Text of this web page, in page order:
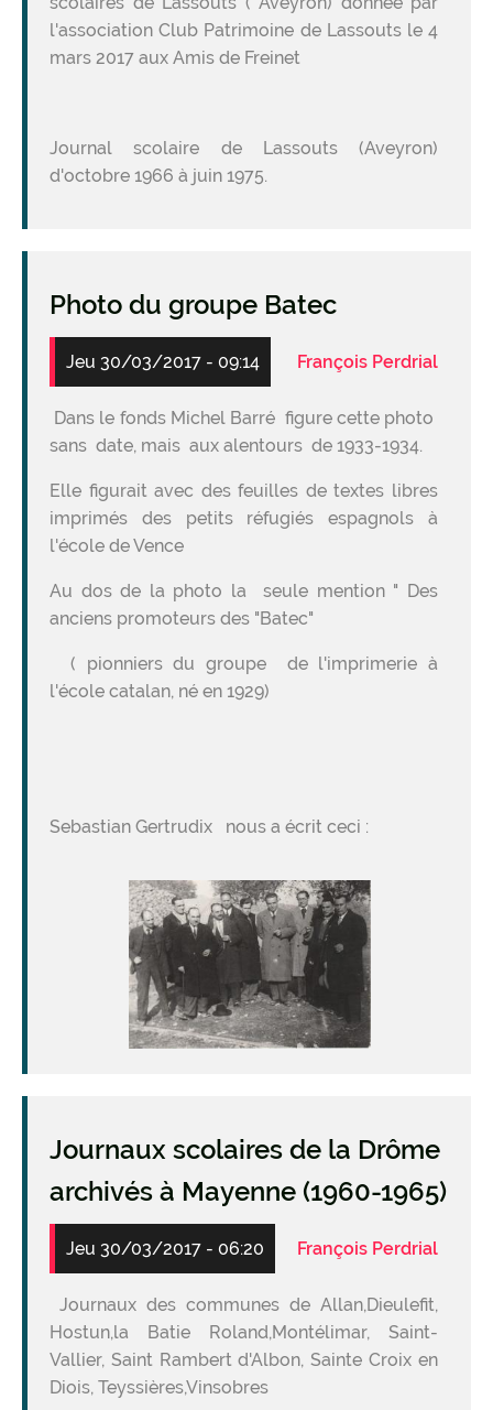
l'association Club Patrimoine de Lassouts le 4
mars 2017 aux Amis de Freinet
Journal scolaire de Lassouts (Aveyron)
d'octobre 1966 à juin 1975.
Photo du groupe Batec
Jeu 30/03/2017 - 09:14 François Perdrial
Dans le fonds Michel Barré figure cette photo
sans date, mais aux alentours de 1933-1934.
Elle figurait avec des feuilles de textes libres
imprimés des petits réfugiés espagnols à
l'école de Vence
Au dos de la photo la seule mention " Des
anciens promoteurs des "Batec"
( pionniers du groupe de l'imprimerie à
l'école catalan, né en 1929)
Sebastian Gertrudix nous a écrit ceci :
Journaux scolaires de la Drôme
archivés à Mayenne (1960-1965)
Jeu 30/03/2017 - 06:20 François Perdrial
Journaux des communes de Allan,Dieulefit,
Hostun,la Batie Roland,Montélimar, Saint-
Vallier, Saint Rambert d'Albon, Sainte Croix en
Diois, Teyssières,Vinsobres